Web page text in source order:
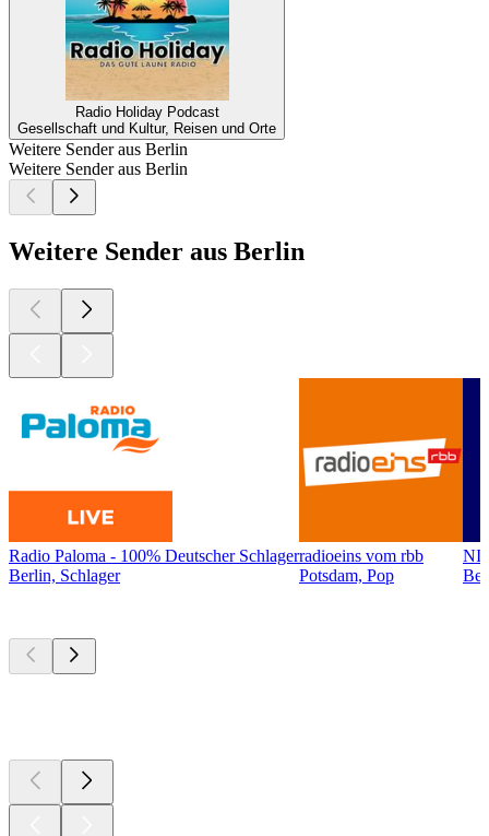
Radio Holiday Podcast
Gesellschaft und Kultur, Reisen und Orte
Weitere Sender aus Berlin
Weitere Sender aus Berlin
Weitere Sender aus Berlin
Radio Paloma - 100% Deutscher Schlager
Berlin, Schlager
radioeins vom rbb
Potsdam, Pop